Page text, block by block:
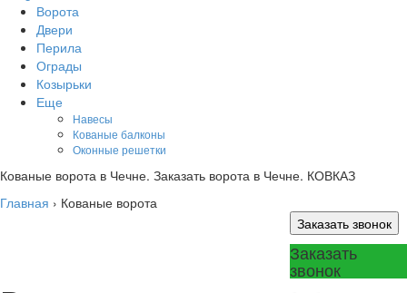
Ворота
Двери
Перила
Ограды
Козырьки
Еще
Навесы
Кованые балконы
Оконные решетки
Кованые ворота в Чечне. Заказать ворота в Чечне. КОВКАЗ
Главная › Кованые ворота
Заказать звонок
Заказать
звонок